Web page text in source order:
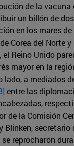
de la vacuna
un billón de
en los mares de
Corea del Norte
el Reino Unido
mayor en la
lado, a mediados
entre las
de la Comisión
Blinken, secretario
reprocharon